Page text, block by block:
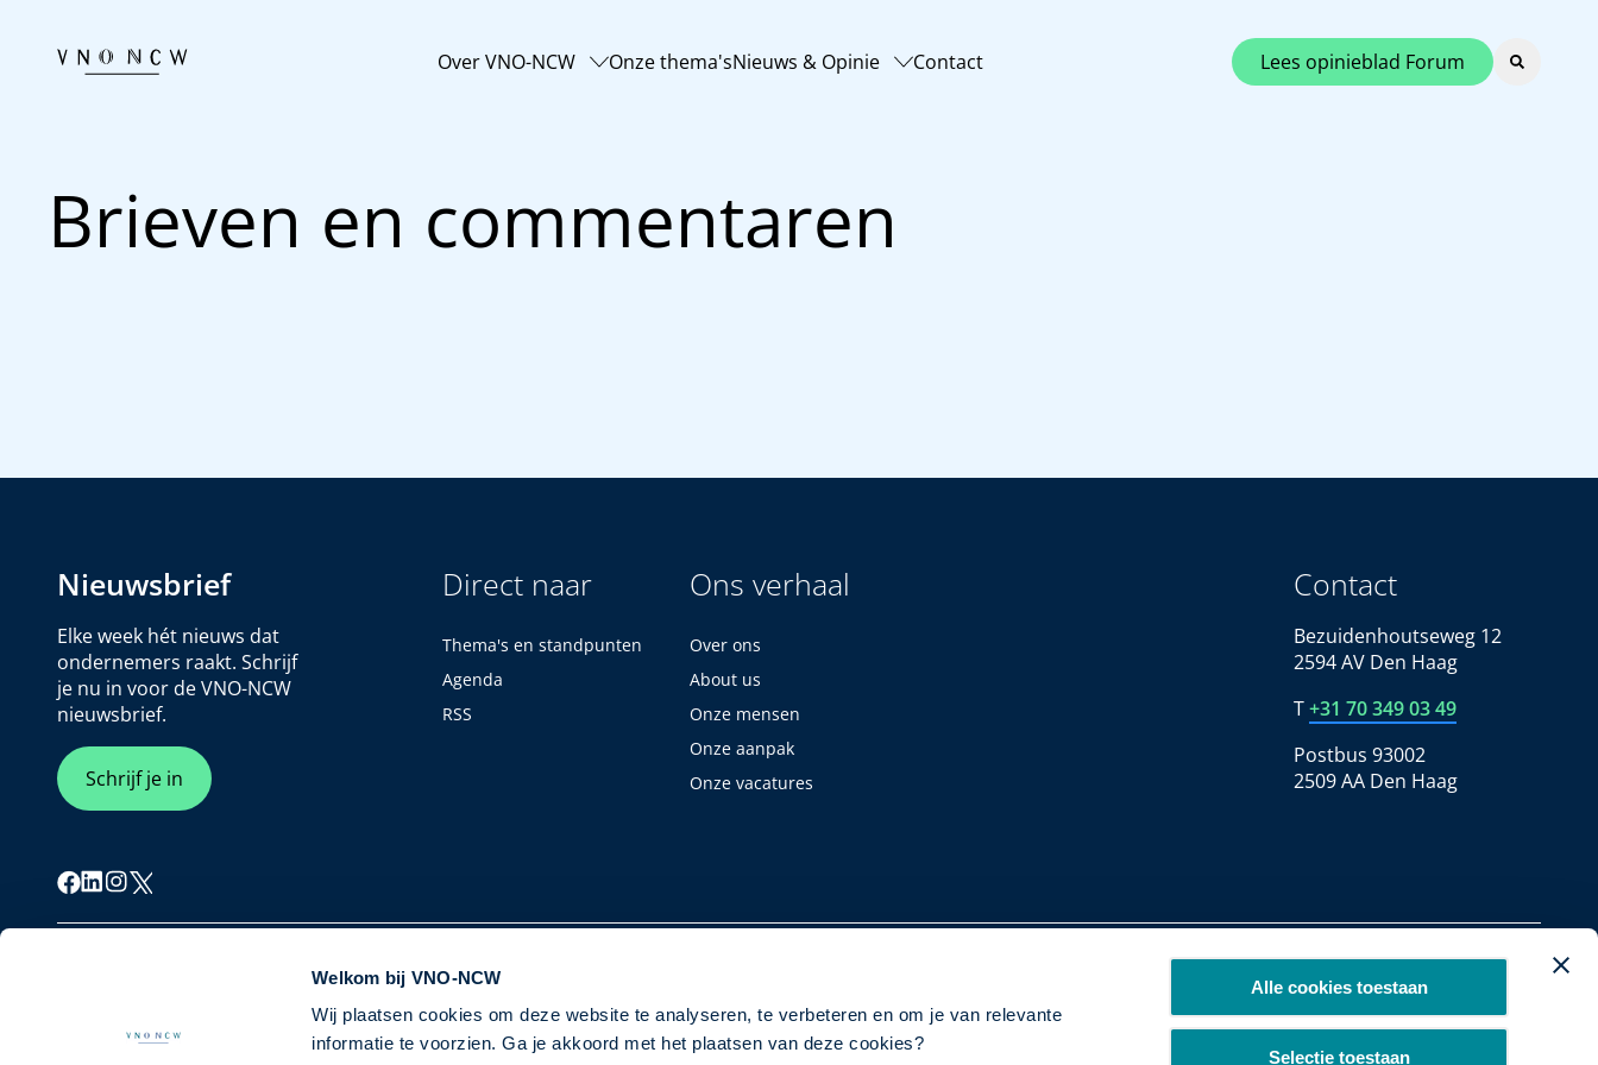
Welkom bij VNO-NCW
Wij plaatsen cookies om deze website te analyseren, te verbeteren en om je van relevante
informatie te voorzien. Ga je akkoord met het plaatsen van deze cookies?
Alle cookies toestaan
Selectie toestaan
Over VNO-NCW Onze thema'sNieuws & Opinie Contact Lees opinieblad Forum
Brieven en commentaren
Nieuwsbrief
Elke week hét nieuws dat
ondernemers raakt. Schrijf
je nu in voor de VNO-NCW
nieuwsbrief.
Schrijf je in
Direct naar
Thema's en standpunten
Agenda
RSS
Ons verhaal
Over ons
About us
Onze mensen
Onze aanpak
Onze vacatures
Contact
Bezuidenhoutseweg 12
2594 AV Den Haag
T+31 70 349 03 49
Postbus 93002
2509 AA Den Haag
Privacybeleid Disclaimer Copyright 2026